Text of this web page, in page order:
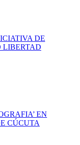
DE
LIBERTAD
EN
CÚCUTA